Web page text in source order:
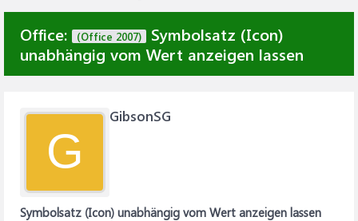
Office: (Office 2007)
Symbolsatz (Icon)
unabhängig vom Wert anzeigen lassen
G
GibsonSG
Symbolsatz (Icon) unabhängig vom Wert anzeigen lassen